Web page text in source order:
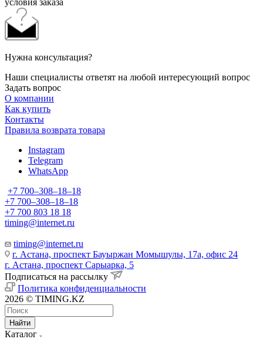
Нужна консультация?
Наши специалисты ответят на любой интересующий вопрос
Задать вопрос
О компании
Как купить
Контакты
Правила возврата товара
Instagram
Telegram
WhatsApp
+7 700‒308‒18‒18
+7 700‒308‒18‒18
+7 700 803 18 18
timing@internet.ru
timing@internet.ru
г. Астана, проспект Бауыржан Момышулы, 17а, офис 24
г. Астана, проспект Сарыарка, 5
Подписаться на рассылку
Политика конфиденциальности
2026 © TIMING.KZ
Найти
Каталог